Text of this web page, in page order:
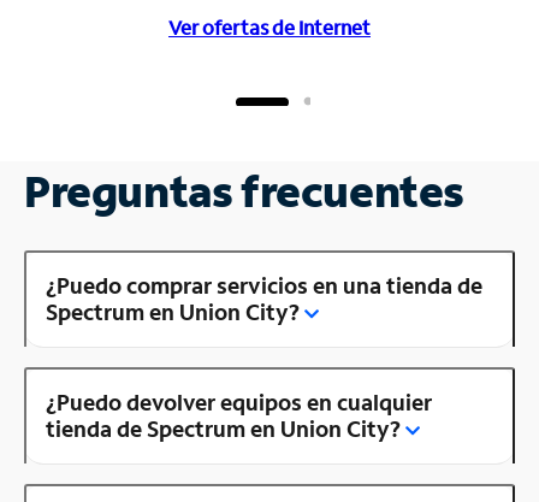
Ver ofertas de Internet
Preguntas frecuentes
¿Puedo comprar servicios en una tienda de
Spectrum en Union City?
¿Puedo devolver equipos en cualquier
tienda de Spectrum en Union City?